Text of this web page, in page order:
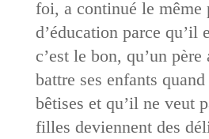
foi, a continué le même
d’éducation parce qu’il
c’est le bon, qu’un
battre ses enfants
bêtises et qu’il ne veut
filles deviennent des